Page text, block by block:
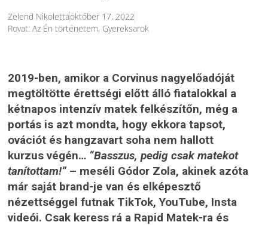
Zelend Nikolettaoktóber 17, 2022
Rovat:Az Én történetem, Gyereksarok
2019-ben, amikor a Corvinus nagyelőadóját
megtöltötte érettségi előtt álló fiatalokkal a
kétnapos intenzív matek felkészítőn, még a
portás is azt mondta, hogy ekkora tapsot,
ovációt és hangzavart soha nem hallott
kurzus végén… “Basszus, pedig csak matekot
tanítottam!” – meséli Gódor Zola, akinek azóta
már saját brand-je van és elképesztő
nézettséggel futnak TikTok, YouTube, Insta
videói. Csak keress rá a Rapid Matek-ra és